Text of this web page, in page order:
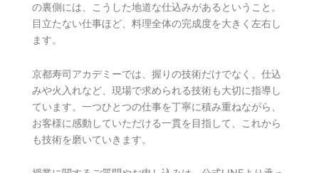
の裏側には、こうした地道な仕込みがあるということ。
目立たない仕事ほど、料理全体の完成度を大きく左右し
ます。
京都寿司アカデミーでは、握りの技術だけでなく、仕込
みや火入れなど、現場で求められる技術も大切に指導し
ています。一つひとつの仕事を丁寧に積み重ねながら、
お客様に感動していただける一貫を目指して、これから
も技術を磨いていきます。